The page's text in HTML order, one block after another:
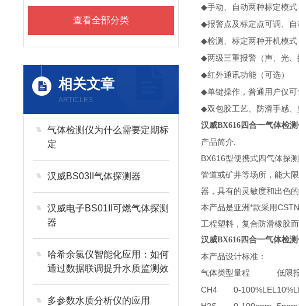
查看全部分类
相关文章
ARTICLES
气体检测仪为什么需要定期标
定
汉威BS03II气体探测器
汉威电子BS01II可燃气体探测
器
哈希余氯仪智能化应用：如何
通过数据联调提升水质监测效
率
多参数水质分析仪的应用
◆手动、自动两种标定模式
◆报警点及标定点可调、自
◆检测、标定两种开机模
◆两级三重报警（声、光
◆红外通讯功能（可选）
◆单键操作，普通用户仅
◆双包胶工艺、防滑手感、
汉威BX616四合一气体检
产品简介:
BX616型便携式四气体探
管道或矿井等场所，能大
器，具有的灵敏度和出色
本产品是亚洲*款采用
工程塑料，复合防滑橡胶
汉威BX616四合一气体检
本产品设计标准：
气体类型量程 低限
CH4
0-100%LEL